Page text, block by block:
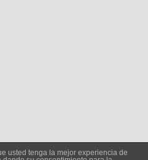
usted tenga la mejor experiencia de